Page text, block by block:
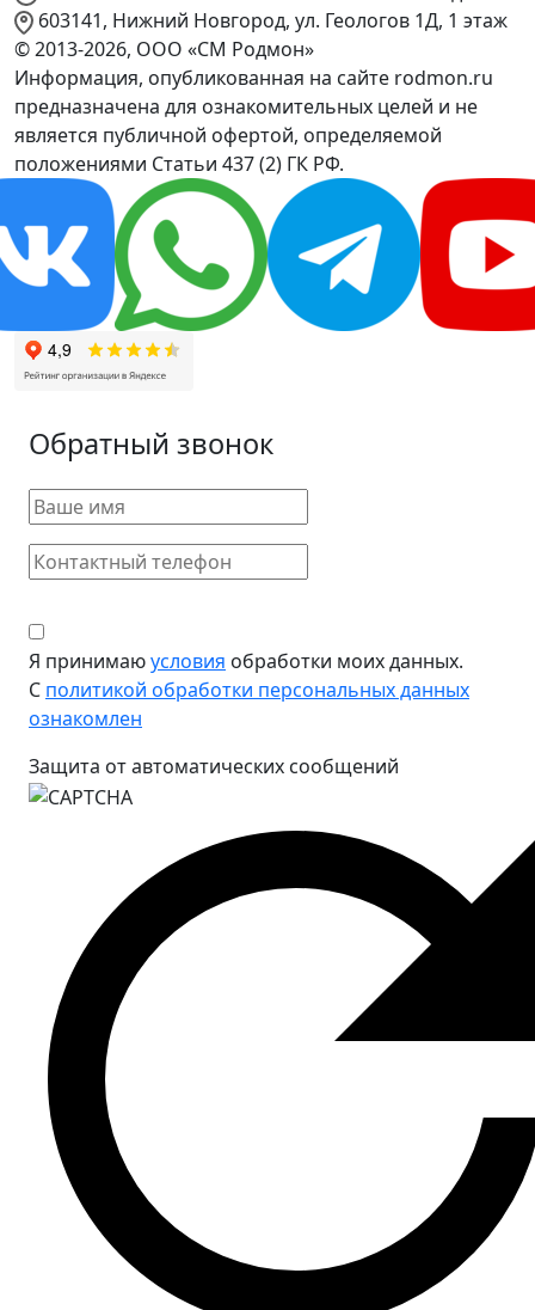
603141, Нижний Новгород, ул. Геологов 1Д, 1 этаж
© 2013-2026, ООО «СМ Родмон»
Информация, опубликованная на сайте rodmon.ru
предназначена для ознакомительных целей и не
является публичной офертой, определяемой
положениями Статьи 437 (2) ГК РФ.
Обратный звонок
Я принимаюусловия обработки моих данных.
С политикой обработки персональных данных
ознакомлен
Защита от автоматических сообщений